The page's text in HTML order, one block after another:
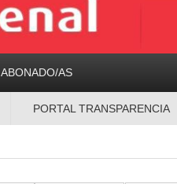
ABONADO/AS
PORTAL TRANSPARENCIA